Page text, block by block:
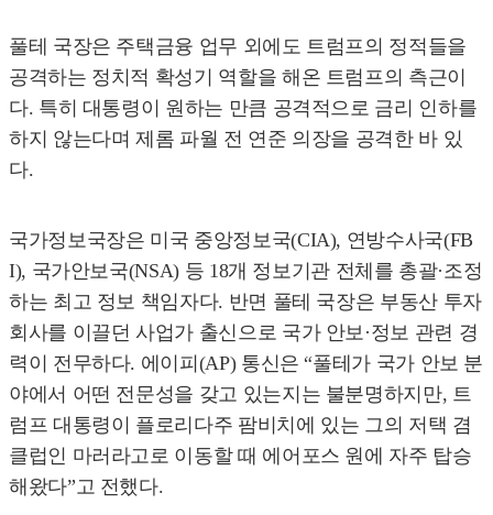
풀테 국장은 주택금융 업무 외에도 트럼프의 정적들을
공격하는 정치적 확성기 역할을 해온 트럼프의 측근이
다. 특히 대통령이 원하는 만큼 공격적으로 금리 인하를
하지 않는다며 제롬 파월 전 연준 의장을 공격한 바 있
다.
국가정보국장은 미국 중앙정보국(CIA), 연방수사국(FB
I), 국가안보국(NSA) 등 18개 정보기관 전체를 총괄·조정
하는 최고 정보 책임자다. 반면 풀테 국장은 부동산 투자
회사를 이끌던 사업가 출신으로 국가 안보·정보 관련 경
력이 전무하다. 에이피(AP) 통신은 “풀테가 국가 안보 분
야에서 어떤 전문성을 갖고 있는지는 불분명하지만, 트
럼프 대통령이 플로리다주 팜비치에 있는 그의 저택 겸
클럽인 마러라고로 이동할 때 에어포스 원에 자주 탑승
해왔다”고 전했다.